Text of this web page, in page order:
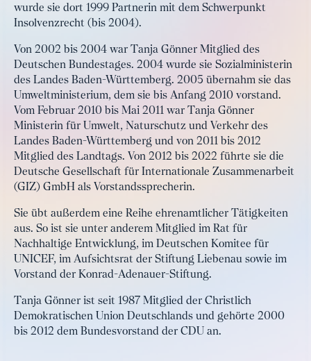
wurde sie dort 1999 Partnerin mit dem Schwerpunkt
Insolvenzrecht (bis 2004).
Von 2002 bis 2004 war Tanja Gönner Mitglied des
Deutschen Bundestages. 2004 wurde sie Sozialministerin
des Landes Baden-Württemberg. 2005 übernahm sie das
Umweltministerium, dem sie bis Anfang 2010 vorstand.
Vom Februar 2010 bis Mai 2011 war Tanja Gönner
Ministerin für Umwelt, Naturschutz und Verkehr des
Landes Baden-Württemberg und von 2011 bis 2012
Mitglied des Landtags. Von 2012 bis 2022 führte sie die
Deutsche Gesellschaft für Internationale Zusammenarbeit
(GIZ) GmbH als Vorstandssprecherin.
Sie übt außerdem eine Reihe ehrenamtlicher Tätigkeiten
aus. So ist sie unter anderem Mitglied im Rat für
Nachhaltige Entwicklung, im Deutschen Komitee für
UNICEF, im Aufsichtsrat der Stiftung Liebenau sowie im
Vorstand der Konrad-Adenauer-Stiftung.
Tanja Gönner ist seit 1987 Mitglied der Christlich
Demokratischen Union Deutschlands und gehörte 2000
bis 2012 dem Bundesvorstand der CDU an.